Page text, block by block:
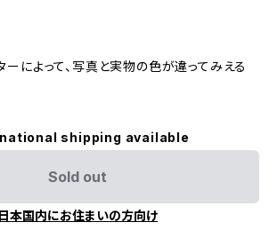
によって、写真と実物の色が違ってみえる
shipping available
Sold out
日本国内にお住まいの方向け